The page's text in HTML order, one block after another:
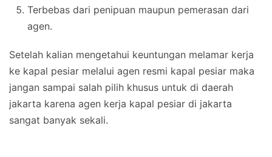
Terbebas dari penipuan maupun pemerasan dari
agen.
Setelah kalian mengetahui keuntungan melamar kerja
ke kapal pesiar melalui agen resmi kapal pesiar maka
jangan sampai salah pilih khusus untuk di daerah
jakarta karena agen kerja kapal pesiar di jakarta
sangat banyak sekali.